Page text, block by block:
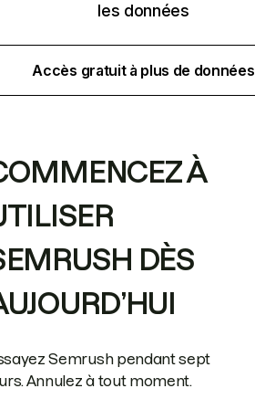
les données
Accès gratuit à plus de données
À
DÈS
Semrush pendant sept
Annulez à tout moment.